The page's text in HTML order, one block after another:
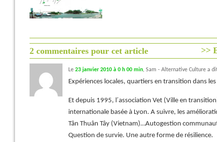
>>
2 commentaires pour cet article
Le 23 janvier 2010 à 0 h 00 min, Sam - Alternative Culture a
Expériences locales, quartiers en transition dans
Et depuis 1995, l´association Vet (Ville en
internationale basée à Lyon. A suivre, les
Tân Thuân Tây (Vietnam)…Autogestion
Question de survie. Une autre forme de résilience.